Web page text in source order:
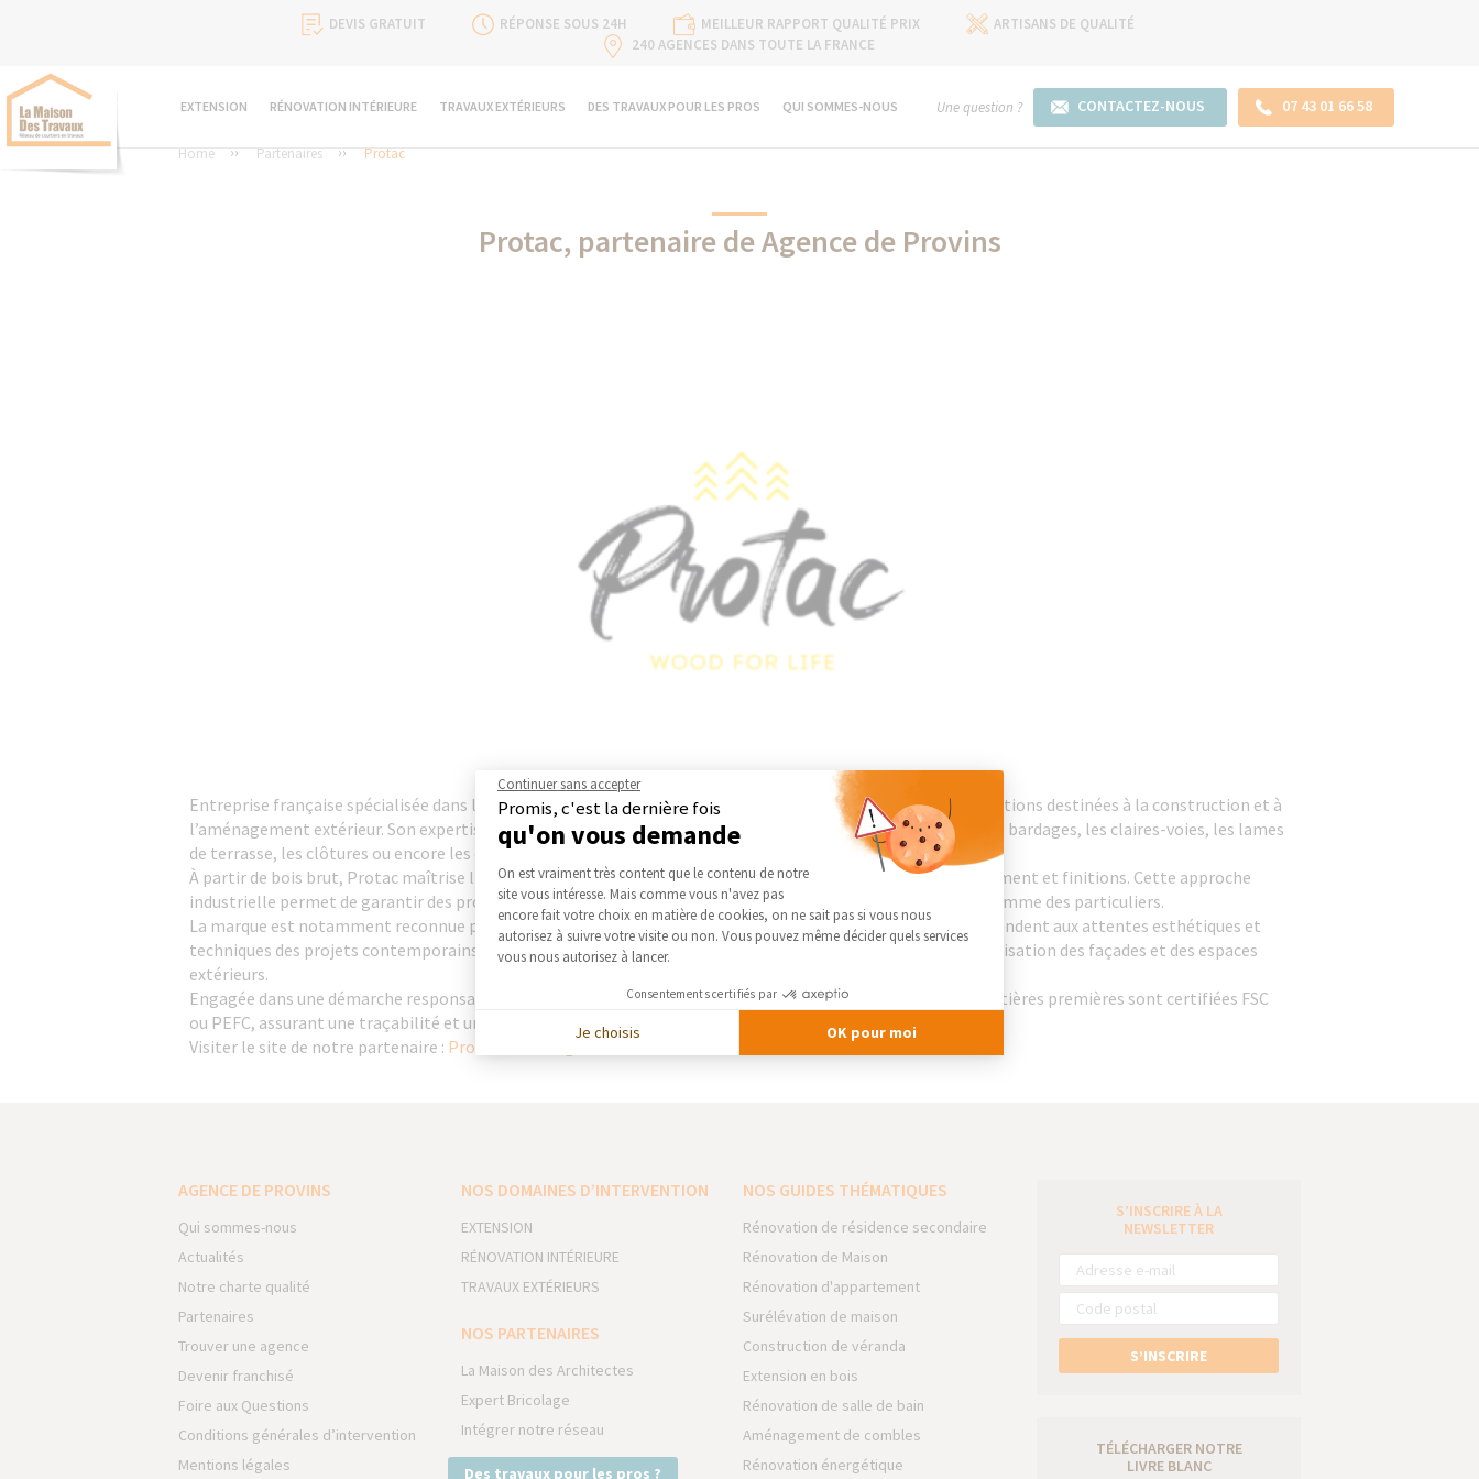
DEVIS GRATUIT RÉPONSE SOUS 24H MEILLEUR RAPPORT QUALITÉ PRIX
ARTISANS DE QUALITÉ
240 AGENCES DANS TOUTE LA FRANCE
EXTENSION RÉNOVATION INTÉRIEURE TRAVAUX EXTÉRIEURS DES TRAVAUX POUR LES PROS QUI SOMMES-NOUS Une question ? CONTACTEZ-NOUS 07 43 01 66 58
Home Partenaires Protac
Protac, partenaire de Agence de Provins
Entreprise française spécialisée dans la transformation du bois, Protac intervient dans la fabrication de solutions destinées à la construction et à
l’aménagement extérieur. Son expertise couvre un large éventail de produits, tels que le bois de structure, les bardages, les claires-voies, les lames
de terrasse, les clôtures ou encore les éléments pour volets.
À partir de bois brut, Protac maîtrise l’ensemble du processus de transformation : séchage, rabotage, traitement et finitions. Cette approche
industrielle permet de garantir des produits fiables, durables et adaptés aux exigences des professionnels comme des particuliers.
La marque est notamment reconnue pour ses solutions de bardage, dont certaines gammes spécifiques répondent aux attentes esthétiques et
techniques des projets contemporains. Ses produits sont conçus pour allier performance, résistance et valorisation des façades et des espaces
extérieurs.
Engagée dans une démarche responsable, Protac utilise des bois issus de forêts gérées durablement. Les matières premières sont certifiées FSC
ou PEFC, assurant une traçabilité et une gestion respectueuse des ressources forestières.
Visiter le site de notre partenaire : Protac — Bardage
AGENCE DE PROVINS
Qui sommes-nous
Actualités
Notre charte qualité
Partenaires
Trouver une agence
Devenir franchisé
Foire aux Questions
Conditions générales d’intervention
Mentions légales
NOS DOMAINES D’INTERVENTION
EXTENSION
RÉNOVATION INTÉRIEURE
TRAVAUX EXTÉRIEURS
NOS PARTENAIRES
La Maison des Architectes
Expert Bricolage
Intégrer notre réseau
Des travaux pour les pros ?
NOS GUIDES THÉMATIQUES
Rénovation de résidence secondaire
Rénovation de Maison
Rénovation d'appartement
Surélévation de maison
Construction de véranda
Extension en bois
Rénovation de salle de bain
Aménagement de combles
Rénovation énergétique
S’INSCRIRE À LA
NEWSLETTER
S’INSCRIRE
TÉLÉCHARGER NOTRE
LIVRE BLANC
Continuer sans accepter
Promis, c'est la dernière fois
qu'on vous demande
Plateforme de Gestion du Consentement : Personnalisez vos Options
On est vraiment très content que le contenu de notre
site vous intéresse. Mais comme vous n'avez pas
encore fait votre choix en matière de cookies, on ne sait pas si vous nous
autorisez à suivre votre visite ou non. Vous pouvez même décider quels services
vous nous autorisez à lancer.
Consentements certifiés par
Je choisis OK pour moi
Axeptio consent